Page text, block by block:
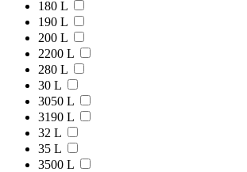
180 L
190 L
200 L
2200 L
280 L
30 L
3050 L
3190 L
32 L
35 L
3500 L